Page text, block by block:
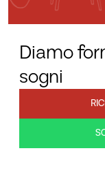
Diamo
sogni